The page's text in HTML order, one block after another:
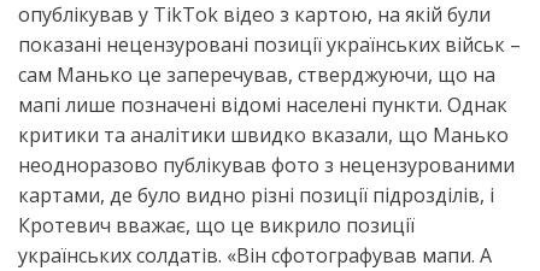
опублікував у TikTok відео з картою, на якій були
показані нецензуровані позиції українських військ –
сам Манько це заперечував, стверджуючи, що на
мапі лише позначені відомі населені пункти. Однак
критики та аналітики швидко вказали, що Манько
неодноразово публікував фото з нецензурованими
картами, де було видно різні позиції підрозділів, і
Кротевич вважає, що це викрило позиції
українських солдатів. «Він сфотографував мапи. А